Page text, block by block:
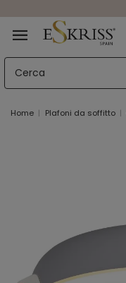
Home Plafoni da soffitto